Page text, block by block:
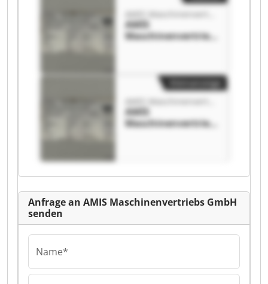
AMIS
Maschinenvertrieb
s GmbH
AMIS
Maschinenvertrieb
Kleinanzeige
Anfrage an AMIS Maschinenvertriebs GmbH
senden
Name*